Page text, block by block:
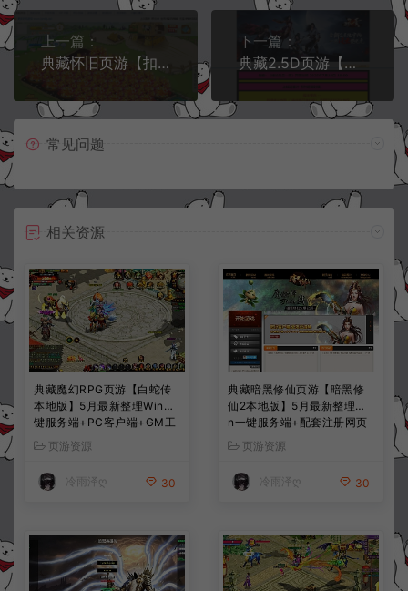
上一篇：
典藏怀旧页游【扣扣农牧场】6月最新整理Win一键即玩服务端+微端+GM工具+教程
下一篇：
典藏2.5D页游【楼兰风云无双第二季3万级版】7月最新整理Win一键即玩服务端+充值教程+教程
常见问题
相关资源
典藏魔幻RPG页游【白蛇传
本地版】5月最新整理Win一
键服务端+PC客户端+GM工
具+详细搭建教程
页游资源
冷雨泽ღ 30
典藏暗黑修仙页游【暗黑修
仙2本地版】5月最新整理Wi
n一键服务端+配套注册网页
+GM工具+PC客户端+详细
搭建教程
页游资源
冷雨泽ღ 30